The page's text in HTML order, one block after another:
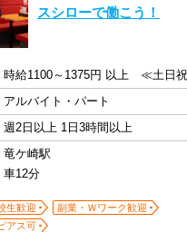
スシローで働こう！
時給1100～1375円 以上 ≪土日
アルバイト・パート
週2日以上 1日3時間以上
竜ケ崎駅
車12分
生歓迎
副業・Ｗワーク歓迎
アス可